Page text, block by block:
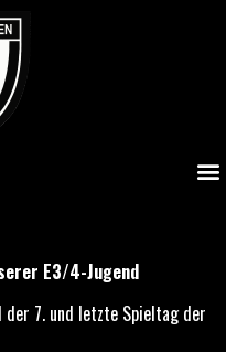
E3/4-Jugend
7. und letzte Spieltag der